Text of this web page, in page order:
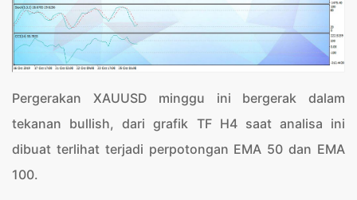
Pergerakan XAUUSD minggu ini bergerak dalam
tekanan bullish, dari grafik TF H4 saat analisa ini
dibuat terlihat terjadi perpotongan EMA 50 dan EMA
100.